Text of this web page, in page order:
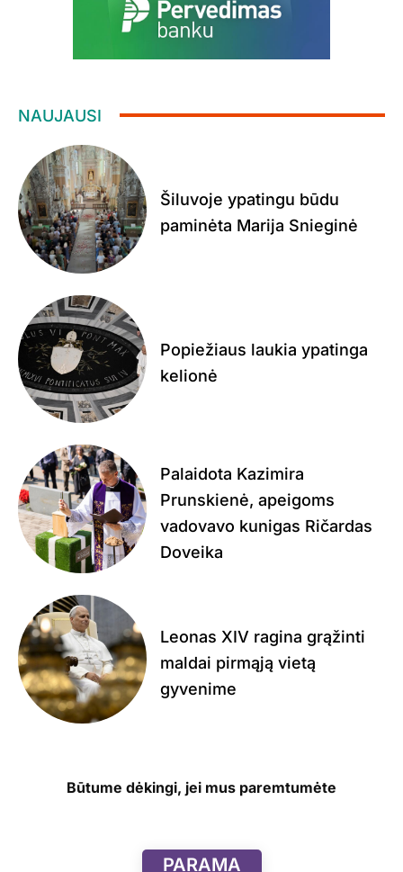
NAUJAUSI
Šiluvoje ypatingu būdu
paminėta Marija Snieginė
Popiežiaus laukia ypatinga
kelionė
Palaidota Kazimira
Prunskienė, apeigoms
vadovavo kunigas Ričardas
Doveika
Leonas XIV ragina grąžinti
maldai pirmąją vietą
gyvenime
Būtume dėkingi, jei mus paremtumėte
PARAMA